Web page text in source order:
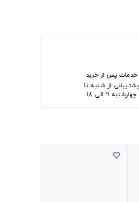
خدمات پس از خرید
پشتیبانی از شنبه تا
چهارشنبه 9 الی 18